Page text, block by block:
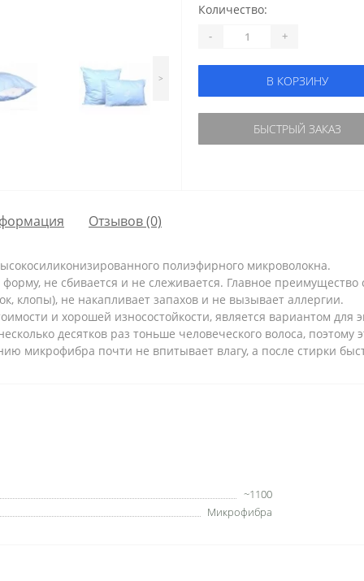
>
Количество:
- +
В КОРЗИНУ
БЫСТРЫЙ ЗАКАЗ
Отзывов (0)
полиэфирного микроволокна.
не сбивается и не слеживается. Главное
клопы), не накапливает запахов и не вызывает аллергии.
и хорошей износостойкости, является вариантом
десятков раз тоньше человеческого волоса,
микрофибра почти не впитывает влагу, а после стирки
~1100
Микрофибра